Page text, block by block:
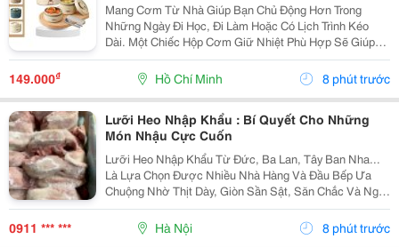
Mang Cơm Từ Nhà Giúp Bạn Chủ Động Hơn Trong
Những Ngày Đi Học, Đi Làm Hoặc Có Lịch Trình Kéo
Dài. Một Chiếc Hộp Cơm Giữ Nhiệt Phù Hợp Sẽ Giúp
Việc Sắp Xếp Món Ăn Trở Nên Gọn Gàng, Thuận Tiện
Mang Theo Và Dễ Dàng Sử Dụng Trong Ngày. Lựa Chọn
149.000₫ Hồ Chí Minh 8 phút trước
Lưỡi Heo Nhập Khẩu : Bí Quyết Cho Những
Món Nhậu Cực Cuốn
Lưỡi Heo Nhập Khẩu Từ Đức, Ba Lan, Tây Ban Nha...
Là Lựa Chọn Được Nhiều Nhà Hàng Và Đầu Bếp Ưa
Chuộng Nhờ Thịt Dày, Giòn Sần Sật, Săn Chắc Và Ngọt
Tự Nhiên . Sau Chế Biến, Lưỡi Vẫn Giữ Được Độ Giòn
Dai Đặc Trưng, Tạo Cảm Giác Hấp Dẫn Ngay Từ
Miếng...
0911 *** *** Hà Nội 8 phút trước